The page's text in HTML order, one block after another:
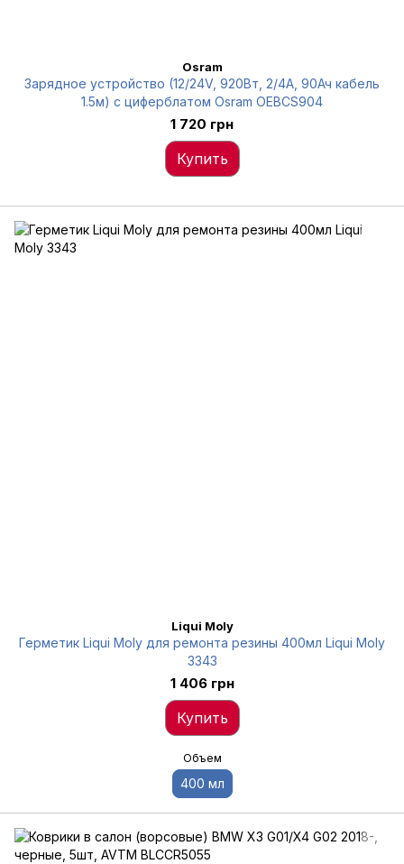
Osram
Зарядное устройство (12/24V, 920Вт, 2/4А, 90Ач кабель
1.5м) с циферблатом Osram OEBCS904
1 720 грн
Купить
Liqui Moly
Герметик Liqui Moly для ремонта резины 400мл Liqui Moly
3343
1 406 грн
Купить
Объем
400 мл